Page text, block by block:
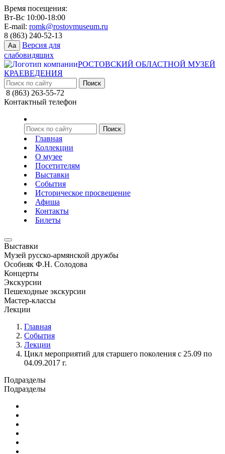
Время посещения:
Вт-Вс 10:00-18:00
E-mail: romk@rostovmuseum.ru
8 (863) 240-52-13
Aa
Версия для
слабовидящих
РОСТОВСКИЙ ОБЛАСТНОЙ МУЗЕЙ
КРАЕВЕДЕНИЯ
8 (863) 263-55-72
Контактный телефон
Главная
Коллекции
О музее
Посетителям
Выставки
События
Историческое просвещение
Афиша
Контакты
Билеты
Выставки
Музей русско-армянской дружбы
Особняк Ф.Н. Солодова
Концерты
Экскурсии
Пешеходные экскурсии
Мастер-классы
Лекции
Главная
События
Лекции
Цикл мероприятий для старшего поколения с 25.09 по
04.09.2017 г.
Подразделы
Подразделы